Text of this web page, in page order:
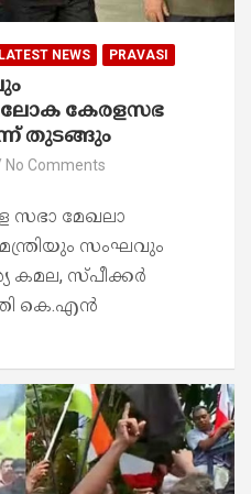
LATEST NEWS PRAVASI
ലോക കേരളസഭ
തുടങ്ങും
No Comments
സഭാ മേഖലാ
സംഘവും
കമല, സ്പീക്കര്‍
കെ.എന്‍